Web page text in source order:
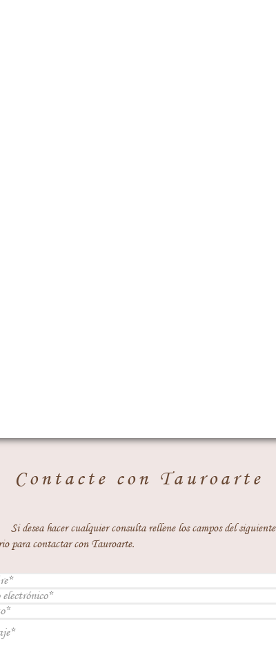
Contacte con Tauroarte
Si desea hacer cualquier consulta rellene los campos del siguiente
para contactar con Tauroarte.